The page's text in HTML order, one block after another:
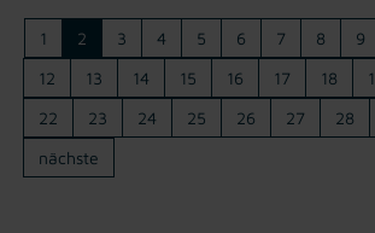
1 2 3 4 5 6 7 8 9
12
13 14 15 16 17 18
22
23 24 25 26 27 28
nächste